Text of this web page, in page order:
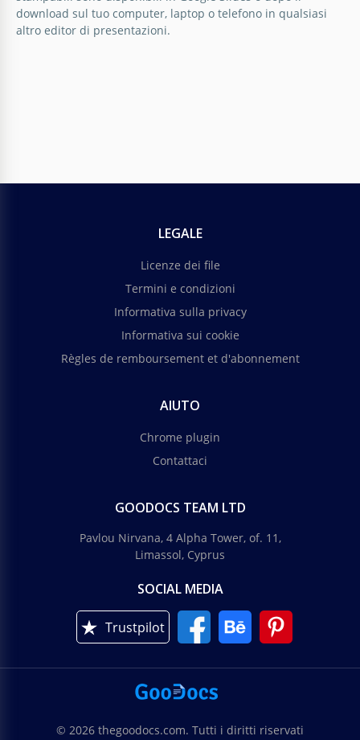
download sul tuo computer, laptop o telefono in qualsiasi
altro editor di presentazioni.
LEGALE
Licenze dei file
Termini e condizioni
Informativa sulla privacy
Informativa sui cookie
Règles de remboursement et d'abonnement
AIUTO
Chrome plugin
Contattaci
GOODOCS TEAM LTD
Pavlou Nirvana, 4 Alpha Tower, of. 11,
Limassol, Cyprus
SOCIAL MEDIA
Trustpilot
© 2026 thegoodocs.com. Tutti i diritti riservati